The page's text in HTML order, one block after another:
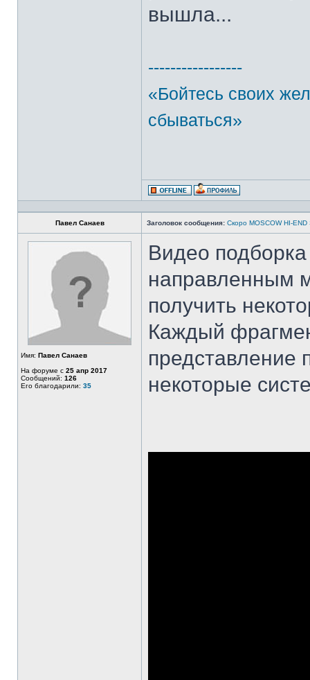
вышла...
-----------------
«Бойтесь своих
сбываться»
Павел Санаев Заголовок сообщения: Скоро MOSCOW HI-END
Имя: Павел Санаев
На форуме с 25 апр 2017
Сообщений: 126
Его благодарили: 35
Видео
направленным
получить
Каждый
представление
некоторые